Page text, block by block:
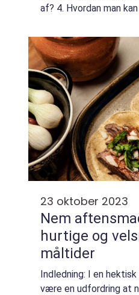
af? 4. Hvordan man
sunde opskrifter til
1...
23 oktober 2023
Nem
hurtige og
måltider
Indledning: I en
være en udfordring at